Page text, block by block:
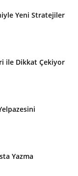
Yeni Stratejiler
ile Dikkat Çekiyor
Yazma